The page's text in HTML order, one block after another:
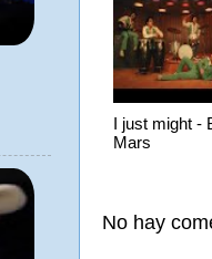
I just might -
Mars
No hay